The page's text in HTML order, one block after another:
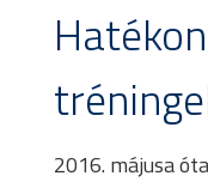
2016. májusa